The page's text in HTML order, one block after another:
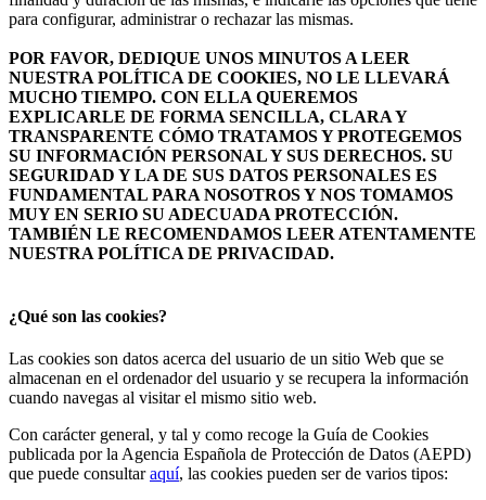
para configurar, administrar o rechazar las mismas.
POR FAVOR, DEDIQUE UNOS MINUTOS A LEER
NUESTRA POLÍTICA DE COOKIES, NO LE LLEVARÁ
MUCHO TIEMPO. CON ELLA QUEREMOS
EXPLICARLE DE FORMA SENCILLA, CLARA Y
TRANSPARENTE CÓMO TRATAMOS Y PROTEGEMOS
SU INFORMACIÓN PERSONAL Y SUS DERECHOS. SU
SEGURIDAD Y LA DE SUS DATOS PERSONALES ES
FUNDAMENTAL PARA NOSOTROS Y NOS TOMAMOS
MUY EN SERIO SU ADECUADA PROTECCIÓN.
TAMBIÉN LE RECOMENDAMOS LEER ATENTAMENTE
NUESTRA POLÍTICA DE PRIVACIDAD.
¿Qué son las cookies?
Las cookies son datos acerca del usuario de un sitio Web que se
almacenan en el ordenador del usuario y se recupera la información
cuando navegas al visitar el mismo sitio web.
Con carácter general, y tal y como recoge la Guía de Cookies
publicada por la Agencia Española de Protección de Datos (AEPD)
que puede consultaraquí, las cookies pueden ser de varios tipos: